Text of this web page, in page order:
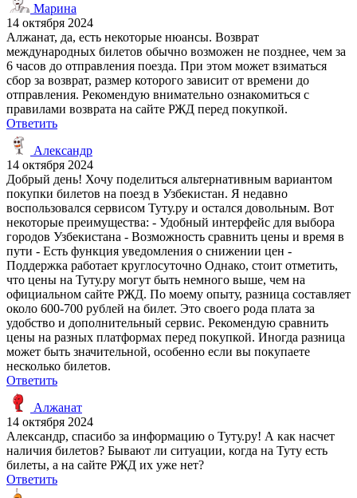
Марина
14 октября 2024
Алжанат, да, есть некоторые нюансы. Возврат
международных билетов обычно возможен не позднее, чем за
6 часов до отправления поезда. При этом может взиматься
сбор за возврат, размер которого зависит от времени до
отправления. Рекомендую внимательно ознакомиться с
правилами возврата на сайте РЖД перед покупкой.
Ответить
Александр
14 октября 2024
Добрый день! Хочу поделиться альтернативным вариантом
покупки билетов на поезд в Узбекистан. Я недавно
воспользовался сервисом Туту.ру и остался довольным. Вот
некоторые преимущества: - Удобный интерфейс для выбора
городов Узбекистана - Возможность сравнить цены и время в
пути - Есть функция уведомления о снижении цен -
Поддержка работает круглосуточно Однако, стоит отметить,
что цены на Туту.ру могут быть немного выше, чем на
официальном сайте РЖД. По моему опыту, разница составляет
около 600-700 рублей на билет. Это своего рода плата за
удобство и дополнительный сервис. Рекомендую сравнить
цены на разных платформах перед покупкой. Иногда разница
может быть значительной, особенно если вы покупаете
несколько билетов.
Ответить
Алжанат
14 октября 2024
Александр, спасибо за информацию о Туту.ру! А как насчет
наличия билетов? Бывают ли ситуации, когда на Туту есть
билеты, а на сайте РЖД их уже нет?
Ответить